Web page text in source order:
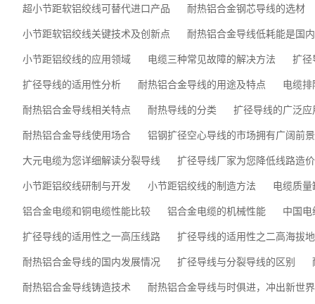
超小节距软铝绞线可替代进口产品
耐热铝合金钢芯导线的选材
小节距软铝绞线关键技术及创新点
耐热铝合金导线低耗能是国
小节距铝绞线的应用领域
电缆三种常见故障的解决方法
扩径
扩径导线的适用性分析
耐热铝合金导线的用途及特点
电缆
耐热铝合金导线相关特点
耐热导线的分类
扩径导线的广泛应
耐热铝合金导线使用场合
铝钢扩径空心导线的市场拥有广阔前景
大元电缆为您详细解读分裂导线
扩径导线厂家为您降低线路造价
小节距铝绞线研制与开发
小节距铝绞线的制造方法
电缆质
铝合金电缆和铜电缆性能比较
铝合金电缆的机械性能
中国
扩径导线的适用性之一高压线路
扩径导线的适用性之二高海拔
耐热铝合金导线的国内发展情况
扩径导线与分裂导线的区别
耐热铝合金导线铸造技术
耐热铝合金导线与时俱进，冲出新世界